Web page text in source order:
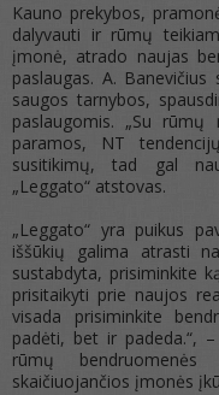
Kauno prekybos,
dalyvauti ir rūmų
įmonė, atrado naujas
paslaugas. A.
saugos tarnybos,
paslaugomis. „Su rūmų
paramos, NT
susitikimų, tad gal
„Leggato“ atstovas.
„Leggato“ yra puikus
iššūkių galima atrasti
sustabdyta, prisiminkite
prisitaikyti prie naujos
visada prisiminkite
padėti, bet ir padeda.“,
rūmų
skaičiuojančios įmonės